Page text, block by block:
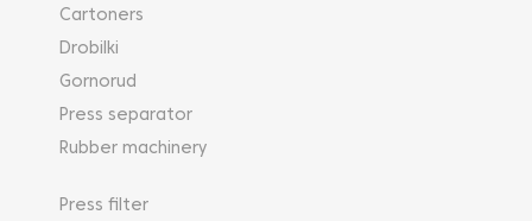
Cartoners
Drobilki
Gornorud
Press separator
Rubber machinery
Press filter